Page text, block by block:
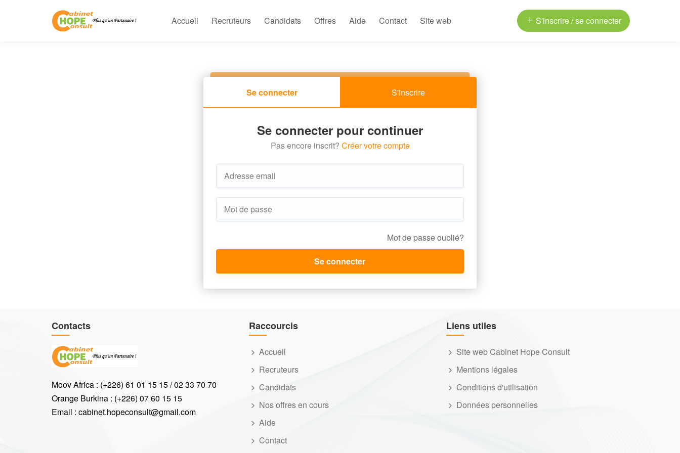
Accueil Recruteurs Candidats Offres Aide Contact Site web S'inscrire / se connecter
Se connecter S'inscrire
Se connecter pour continuer
Pas encore inscrit? Créer votre compte
Mot de passe oublié?
Se connecter
Contacts
Moov Africa : (+226) 61 01 15 15 / 02 33 70 70
Orange Burkina : (+226) 07 60 15 15
Email : cabinet.hopeconsult@gmail.com
Raccourcis
Accueil
Recruteurs
Candidats
Nos offres en cours
Aide
Contact
Liens utiles
Site web Cabinet Hope Consult
Mentions légales
Conditions d'utilisation
Données personnelles